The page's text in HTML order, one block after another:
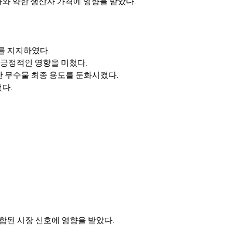
지지하였다.
정적인 영향을 미쳤다.
수물 최종 용도를 둔화시켰다.
.
된 시장 신호에 영향을 받았다.